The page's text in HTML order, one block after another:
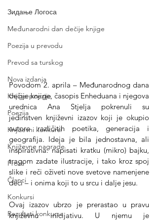
Зидање Логоса
Međunarodni dan dečije knjige
Poezija u prevodu
Prevod sa turskog
Nova izdanja
Knjige poezije
Poezija
Književni konkursi
Književne nagrade
Proza
Članci
Konkursi
Rezultati konkursa
Povodom 2. aprila – Međunarodnog dana
dečije knjige, časopis Enheduana i njegova
urednica Ana Stjelja pokrenuli su
jedinstven književni izazov koji je okupio
autore različitih poetika, generacija i
geografija. Ideja je bila jednostavna, ali
inspirativna: napisati kratku (mikro) bajku,
tragom zadate ilustracije, i tako kroz spoj
slike i reči oživeti nove svetove namenjene
deci – i onima koji to u srcu i dalje jesu.
Ovaj izazov ubrzo je prerastao u pravu
književnu inicijativu. U njemu je